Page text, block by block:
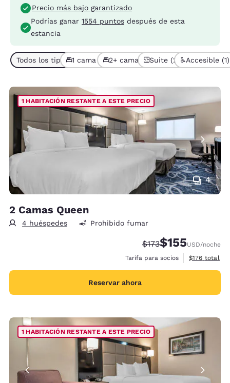
Precio más bajo garantizado
Podrías ganar 1554 puntos después de esta
estancia
Todos los tipos de habitación (5)
1 cama (4)2+ camas (1)Suite (2) Accesible (1)
4
1 HABITACIÓN RESTANTE A ESTE PRECIO
2 Camas Queen
4 huéspedes Prohibido fumar
Precio tachado:
$173Precio con
$155USD/noche
Tarifa para socios
Ver detalles
$176 total
Reservar ahora
1 HABITACIÓN RESTANTE A ESTE PRECIO